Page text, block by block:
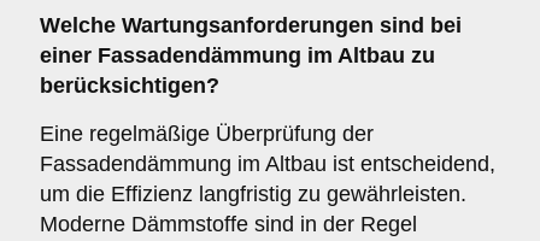
Welche Wartungsanforderungen sind bei
einer Fassadendämmung im Altbau zu
berücksichtigen?
Eine regelmäßige Überprüfung der
Fassadendämmung im Altbau ist entscheidend,
um die Effizienz langfristig zu gewährleisten.
Moderne Dämmstoffe sind in der Regel